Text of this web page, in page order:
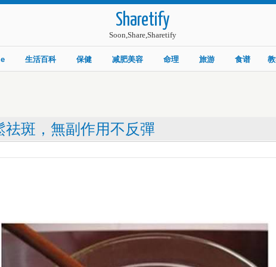
Sharetify
Soon,Share,Sharetify
生活百科 保健 减肥美容 命理 旅游 食谱
斑，無副作用不反彈